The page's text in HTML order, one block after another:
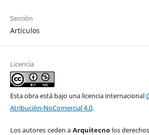
Sección
Artículos
Licencia
Esta obra está bajo una licencia internacional
Atribución-NoComercial 4.0.
Los autores ceden a Arquitecnolos